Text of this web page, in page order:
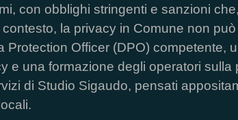
con obblighi stringenti e sanzioni
la privacy in Comune non
Officer (DPO) competente,
e una formazione degli operatori sulla
di Studio Sigaudo, pensati